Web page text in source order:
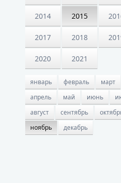
2014 2015
2017 2018
2020 2021
январь февраль
март
апрель
май июнь
август
сентябрь
ноябрь
декабрь